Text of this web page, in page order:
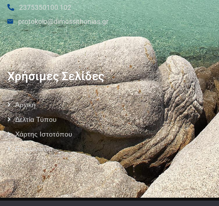
2375350100 102
protokolo@dimossithonias.gr
Χρήσιμες Σελίδες
Αρχική
Δελτία Τύπου
Χάρτης Ιστοτόπου
Επικοινωνία